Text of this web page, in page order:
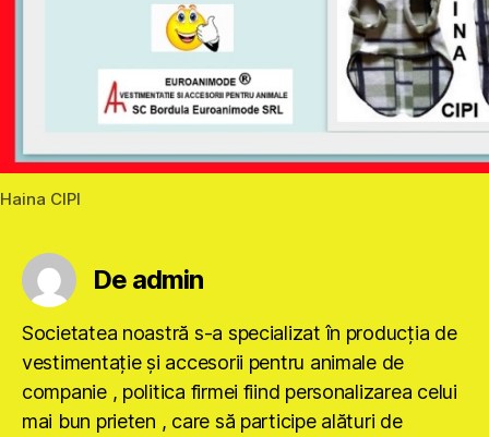
Haina CIPI
De admin
Societatea noastră s-a specializat în producţia de
vestimentaţie şi accesorii pentru animale de
companie , politica firmei fiind personalizarea celui
mai bun prieten , care să participe alături de